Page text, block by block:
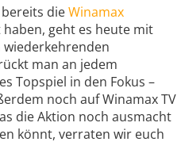
dieWinamax
geht es heute mit
man an jedem
Topspiel in den Fokus –
noch auf Winamax TV
die Aktion noch ausmacht
könnt, verraten wir euch